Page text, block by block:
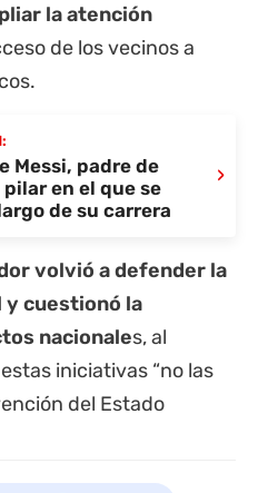
la atención
de los vecinos a
Messi, padre de
en el que se
de su carrera
›
volvió a defender la
y cuestionó la
nacionales, al
iniciativas “no las
del Estado